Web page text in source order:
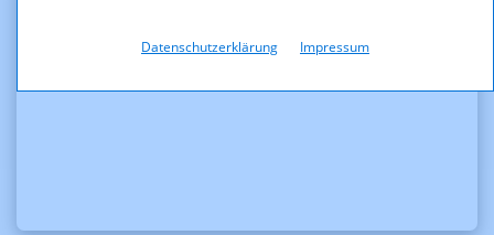
Datenschutzerklärung Impressum
Veröffentlichungen